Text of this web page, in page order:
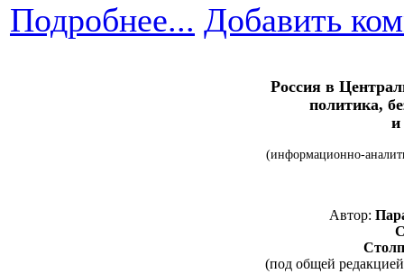
Подробнее... Добавить
Россия в
политика,
и
(информационно-
Автор:
(под общей